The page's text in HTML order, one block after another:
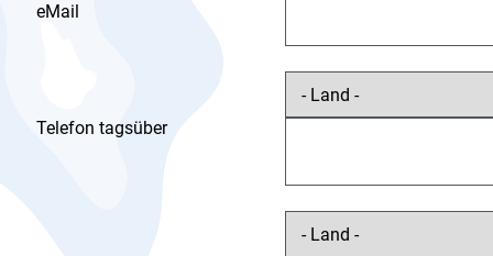
eMail
Telefon tagsüber